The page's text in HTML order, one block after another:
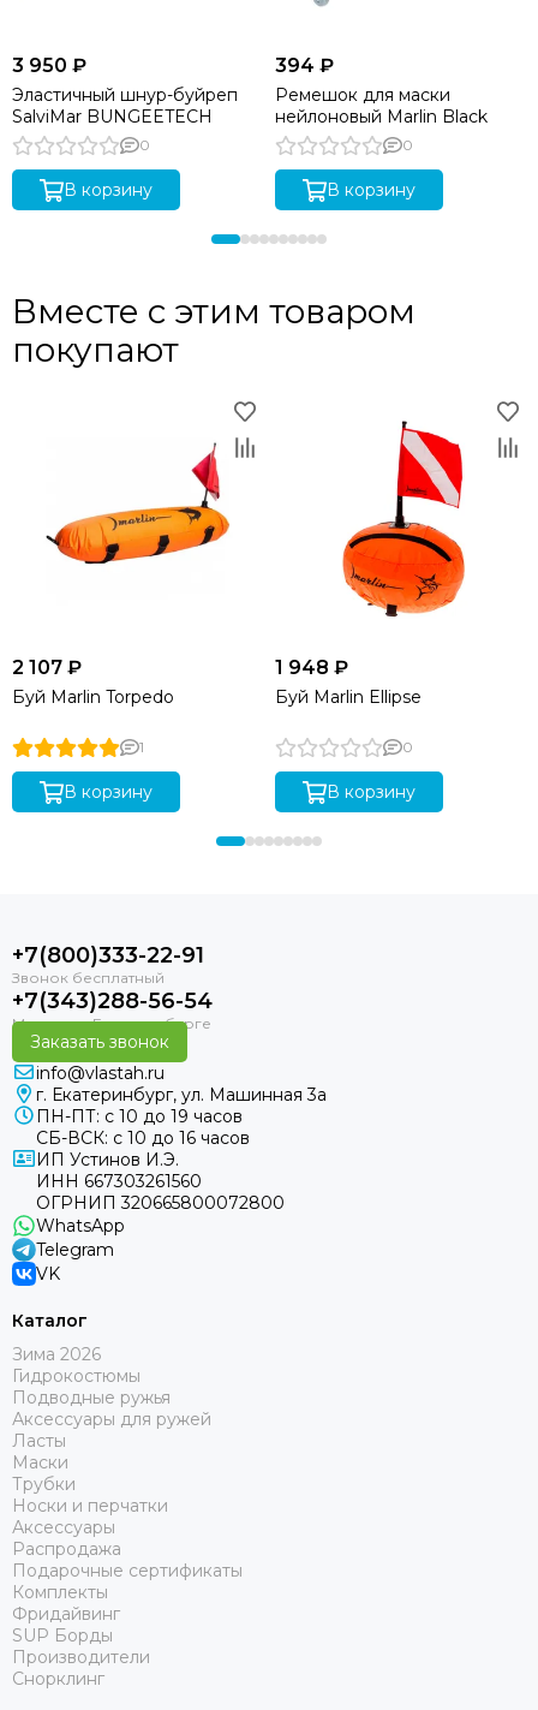
3 950 ₽
Эластичный шнур-буйреп
SalviMar BUNGEETECH
0
В корзину
394 ₽
Ремешок для маски
нейлоновый Marlin Black
0
В корзину
Вместе с этим товаром
покупают
2 107 ₽
Буй Marlin Torpedo
1
В корзину
1 948 ₽
Буй Marlin Ellipse
0
В корзину
+7(800)333-22-91
+7(343)288-56-54
Заказать звонок
info@vlastah.ru
г. Екатеринбург, ул. Машинная 3а
ПН-ПТ: с 10 до 19 часов
СБ-ВСК: с 10 до 16 часов
ИП Устинов И.Э.
ИНН 667303261560
ОГРНИП 320665800072800
WhatsApp
Telegram
VK
Каталог
Зима 2026
Гидрокостюмы
Подводные ружья
Аксессуары для ружей
Ласты
Маски
Трубки
Носки и перчатки
Аксессуары
Распродажа
Подарочные сертификаты
Комплекты
Фридайвинг
SUP Борды
Производители
Снорклинг